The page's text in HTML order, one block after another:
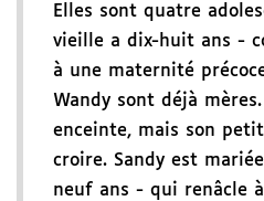
Elles sont quatre
vieille a dix-huit ans -
à une maternité
Wandy sont déjà
enceinte, mais son
croire. Sandy est
neuf ans - qui renâcle